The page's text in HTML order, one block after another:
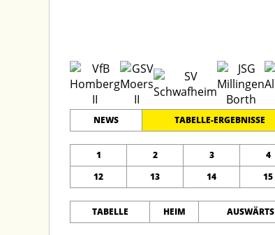
NEWS TABELLE-ERGEBNISSE
1 2 3 4
12
13 14 15
TABELLE HEIM AUSWÄRTS